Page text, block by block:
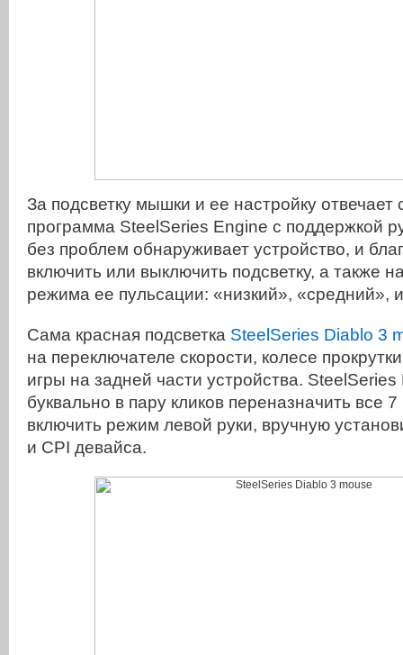
За подсветку мышки и ее настройку отвечает
программа SteelSeries Engine с поддержкой
без проблем обнаруживает устройство, и
включить или выключить подсветку, а также
режима ее пульсации: «низкий», «средний»,
Сама красная подсветка SteelSeries Diablo 3
на переключателе скорости, колесе
игры на задней части устройства. SteelSeries
буквально в пару кликов переназначить все
включить режим левой руки, вручную
и СPI девайса.